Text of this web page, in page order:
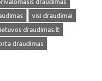
draudimas
visi draudimai
draudimas.lt
draudimas